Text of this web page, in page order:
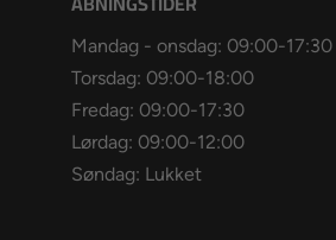
Mandag - onsdag: 09:00-17:30
Torsdag: 09:00-18:00
Fredag: 09:00-17:30
Lørdag: 09:00-12:00
Søndag: Lukket